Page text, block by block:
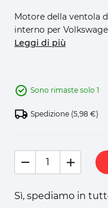
Motore della ventola
interno per
Leggi di più
Sono rimaste solo 1
Spedizione (5,98 €)
Sì, spediamo in